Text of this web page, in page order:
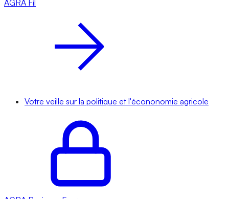
AGRA Fil
Votre veille sur la politique et l'écononomie agricole